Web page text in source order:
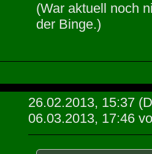
(War aktuell noch
der Binge.)
26.02.2013, 15:37
06.03.2013, 17:46